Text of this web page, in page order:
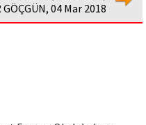
GÖÇGÜN, 04 Mar 2018